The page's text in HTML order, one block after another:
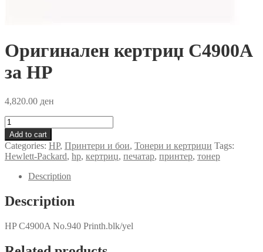
Оригинален кертриџ C4900A
за HP
4,820.00 ден
Оригинален
кертриџ
C4900A
за
HP
quantity
Add to cart
Categories: HP, Принтери и бои, Тонери и кертриџи Tags:
Hewlett-Packard, hp, кертриџ, печатар, принтер, тонер
Description
Description
HP C4900A No.940 Printh.blk/yel